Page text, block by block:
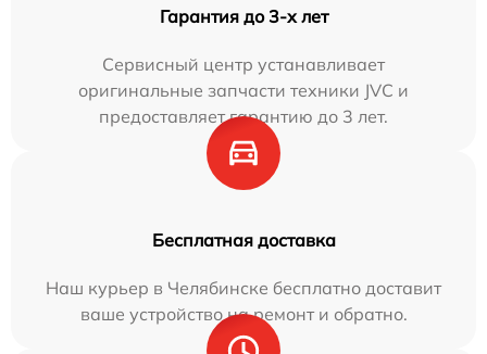
Гарантия до 3-х лет
Сервисный центр устанавливает
оригинальные запчасти техники JVC и
предоставляет гарантию до 3 лет.
Бесплатная доставка
Наш курьер в Челябинске бесплатно доставит
ваше устройство на ремонт и обратно.